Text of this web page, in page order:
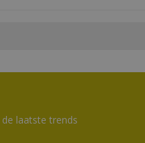
laatste trends